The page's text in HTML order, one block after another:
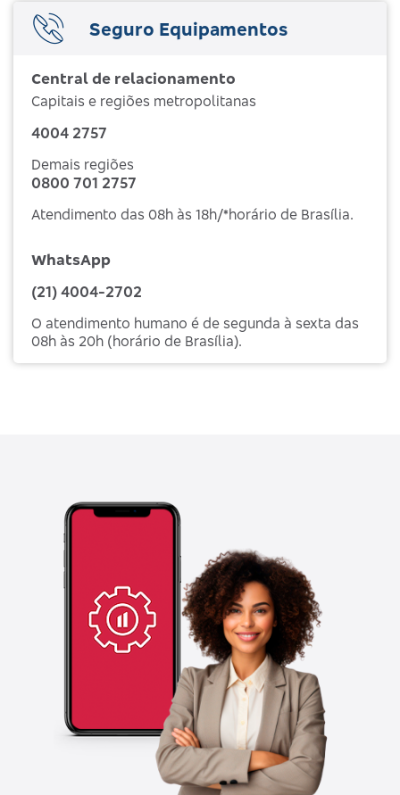
Seguro Equipamentos
Central de relacionamento
Capitais e regiões metropolitanas
4004 2757
Demais regiões
0800 701 2757
Atendimento das 08h às 18h/*horário de Brasília.
WhatsApp
(21) 4004-2702
O atendimento humano é de segunda à sexta das
08h às 20h (horário de Brasília).